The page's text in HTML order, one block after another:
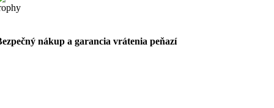
nákup a garancia vrátenia peňazí